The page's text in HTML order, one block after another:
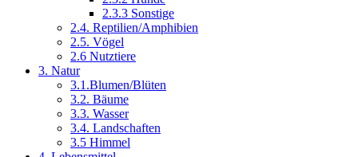
2.3.3 Sonstige
2.4. Reptilien/Amphibien
2.5. Vögel
2.6 Nutztiere
3. Natur
3.1.Blumen/Blüten
3.2. Bäume
3.3. Wasser
3.4. Landschaften
3.5 Himmel